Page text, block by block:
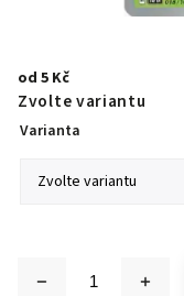
od 5 Kč
Zvolte variantu
Varianta